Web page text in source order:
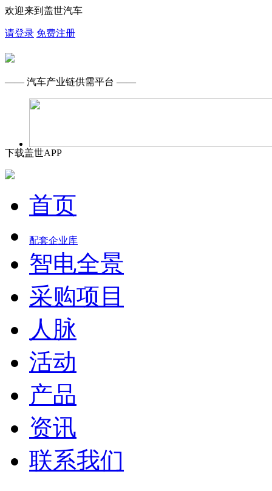
欢迎来到盖世汽车
请登录 免费注册
—— 汽车产业链供需平台 ——
下载盖世APP
首页
配套企业库
智电全景
采购项目
人脉
活动
产品
资讯
联系我们